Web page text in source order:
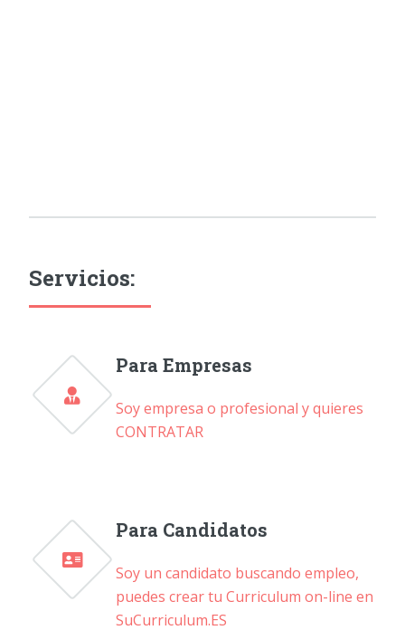
Servicios:
Para Empresas
Soy empresa o profesional y quieres
CONTRATAR
Para Candidatos
Soy un candidato buscando empleo,
puedes crear tu Curriculum on-line en
SuCurriculum.ES